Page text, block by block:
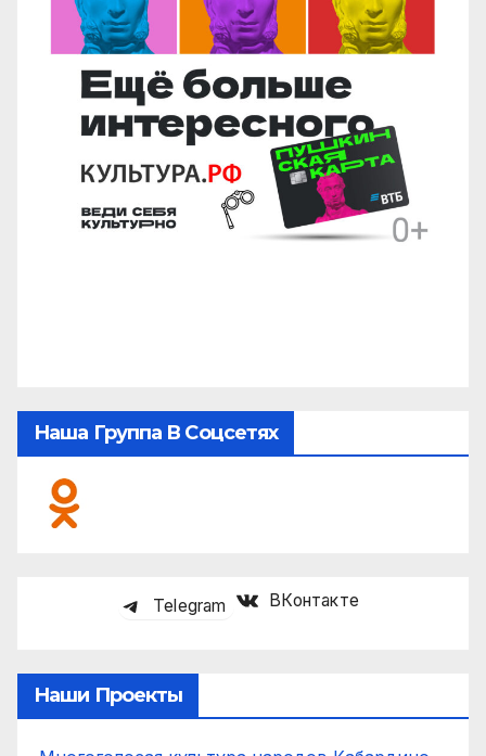
Наша Группа В Соцсетях
Telegram ВКонтакте
Наши Проекты